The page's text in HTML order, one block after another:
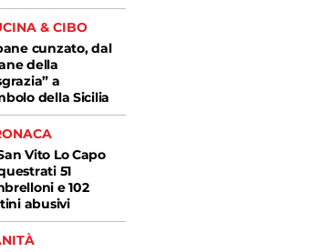
& CIBO
cunzato, dal
della
a
della Sicilia
Vito Lo Capo
51
e 102
abusivi